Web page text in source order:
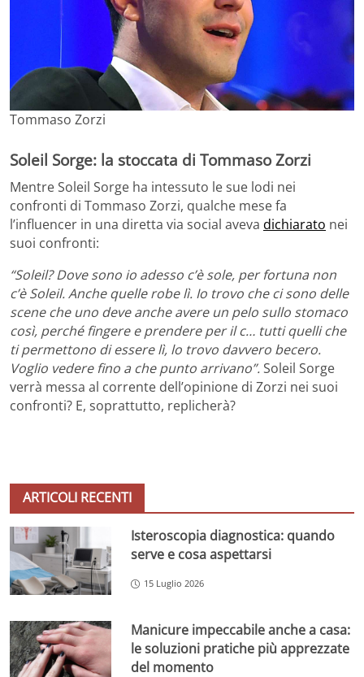
Tommaso Zorzi
Soleil Sorge: la stoccata di Tommaso Zorzi
Mentre Soleil Sorge ha intessuto le sue lodi nei
confronti di Tommaso Zorzi, qualche mese fa
l’influencer in una diretta via social aveva dichiarato nei
suoi confronti:
“Soleil? Dove sono io adesso c’è sole, per fortuna non
c’è Soleil. Anche quelle robe lì. Io trovo che ci sono delle
scene che uno deve anche avere un pelo sullo stomaco
così, perché fingere e prendere per il c… tutti quelli che
ti permettono di essere lì, lo trovo davvero becero.
Voglio vedere fino a che punto arrivano”.Soleil Sorge
verrà messa al corrente dell’opinione di Zorzi nei suoi
confronti? E, soprattutto, replicherà?
ARTICOLI RECENTI
Isteroscopia diagnostica: quando
serve e cosa aspettarsi
15 Luglio 2026
Manicure impeccabile anche a casa:
le soluzioni pratiche più apprezzate
del momento